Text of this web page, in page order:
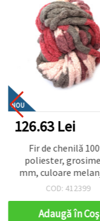
NOU
126.63 Lei
Fir de chenilă
poliester,
mm, culoare
roz, pudră, violet
COD: 412399
Adaugă în Coş